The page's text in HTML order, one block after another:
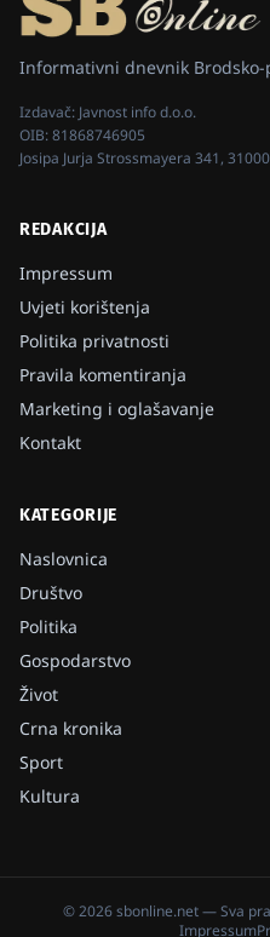
Informativni dnevnik Brodsko-
Izdavač: Javnost info d.o.o.
OIB:81868746905
Josipa Jurja Strossmayera 341,
REDAKCIJA
Impressum
Uvjeti korištenja
Politika privatnosti
Pravila komentiranja
Marketing i oglašavanje
Kontakt
KATEGORIJE
Naslovnica
Društvo
Politika
Gospodarstvo
Život
Crna kronika
Sport
Kultura
©2026 sbonline.net— Sva
Impressum